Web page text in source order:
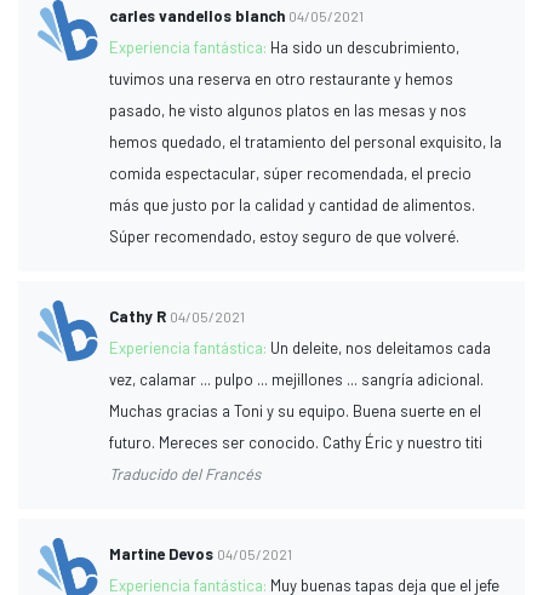
carles vandellos blanch 04/05/2021
Experiencia fantástica: Ha sido un descubrimiento,
tuvimos una reserva en otro restaurante y hemos
pasado, he visto algunos platos en las mesas y nos
hemos quedado, el tratamiento del personal exquisito, la
comida espectacular, súper recomendada, el precio
más que justo por la calidad y cantidad de alimentos.
Súper recomendado, estoy seguro de que volveré.
Cathy R 04/05/2021
Experiencia fantástica: Un deleite, nos deleitamos cada
vez, calamar ... pulpo ... mejillones ... sangría adicional.
Muchas gracias a Toni y su equipo. Buena suerte en el
futuro. Mereces ser conocido. Cathy Éric y nuestro titi
Traducido del Francés
Martine Devos 04/05/2021
Experiencia fantástica: Muy buenas tapas deja que el jefe